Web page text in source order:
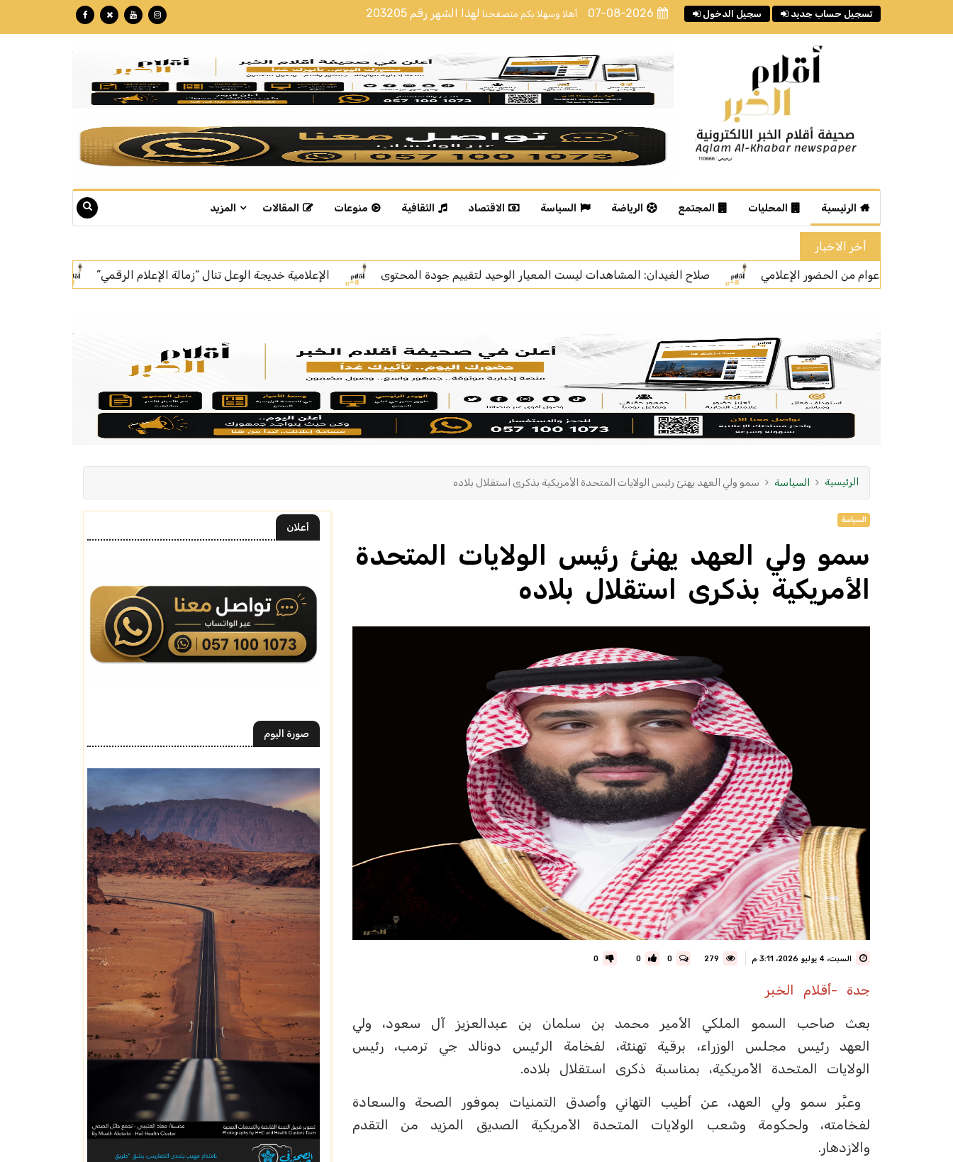
أهلا وسهلا بكم متصفحنا لهذا الشهر رقم 203205 07-08-2026 سجيل الدخول تسجيل حساب جديد
الرئيسية المحليات المجتمع الرياضة السياسة الاقتصاد الثقافية منوعات المقالات المزيد
أخر الاخبار
صلاح الغيدان: المشاهدات ليست المعيار الوحيد لتقييم جودة المحتوى الإعلامية خديجة الوعل تنال “زمالة الإعلام الرقمي” بتكللة تجاوزت الـ 60 مليون ريال.. "نبع" تبوك تنهي تركيب أسرع خط إنتاج للمياه في العالم
الرئيسية السياسة سمو ولي العهد يهنئ رئيس الولايات المتحدة الأمريكية بذكرى استقلال بلاده
السياسة
سمو ولي العهد يهنئ رئيس الولايات المتحدة
الأمريكية بذكرى استقلال بلاده
السبت، 4 يوليو 2026، 3:11 م 0
0
0
جدة -أقلام الخبر
بعث صاحب السمو الملكي الأمير محمد بن سلمان بن عبدالعزيز آل سعود، ولي
العهد رئيس مجلس الوزراء، برقية تهنئة، لفخامة الرئيس دونالد جي ترمب، رئيس
الولايات المتحدة الأمريكية، بمناسبة ذكرى استقلال بلاده.
وعبَّر سمو ولي العهد، عن أطيب التهاني وأصدق التمنيات بموفور الصحة والسعادة
لفخامته، ولحكومة وشعب الولايات المتحدة الأمريكية الصديق المزيد من التقدم
والازدهار.
أعلان
صورة اليوم